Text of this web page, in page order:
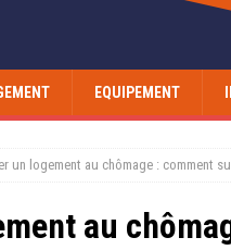
EQUIPEMENT
un logement au chômage : comment
au